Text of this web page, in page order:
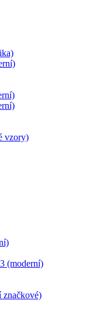
vzory)
(moderní)
značkové)